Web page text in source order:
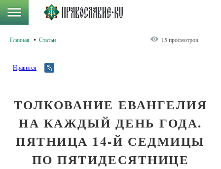
Главная Статьи 15 просмотров
Нравится
ТОЛКОВАНИЕ ЕВАНГЕЛИЯ
НА КАЖДЫЙ ДЕНЬ ГОДА.
ПЯТНИЦА 14-Й СЕДМИЦЫ
ПО ПЯТИДЕСЯТНИЦЕ